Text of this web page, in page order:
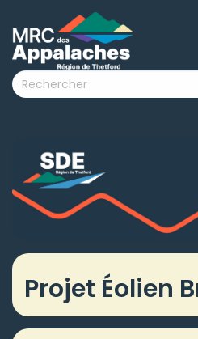
submenu (La MRC )
submenu (Citoyens )
submenu (Nouvelles )
submenu (Documentation )
Projet Éolien